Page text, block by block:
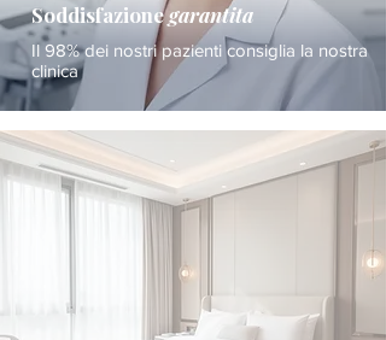
Soddisfazionegarantita
Il 98% dei nostri pazienti consiglia la nostra
clinica